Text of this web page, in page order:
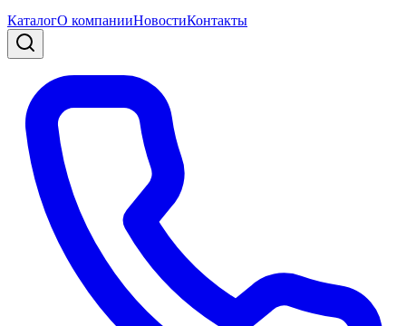
КаталогО компанииНовостиКонтакты